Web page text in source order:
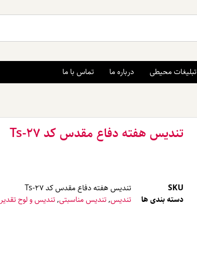
تبلیغات محیطی درباره ما تماس با ما
تندیس هفته دفاع مقدس کد Ts-27
SKU
تندیس هفته دفاع مقدس کد Ts-27
دسته بندی ها
تندیس,تندیس مناسبتی,تندیس و لوح تقدیر